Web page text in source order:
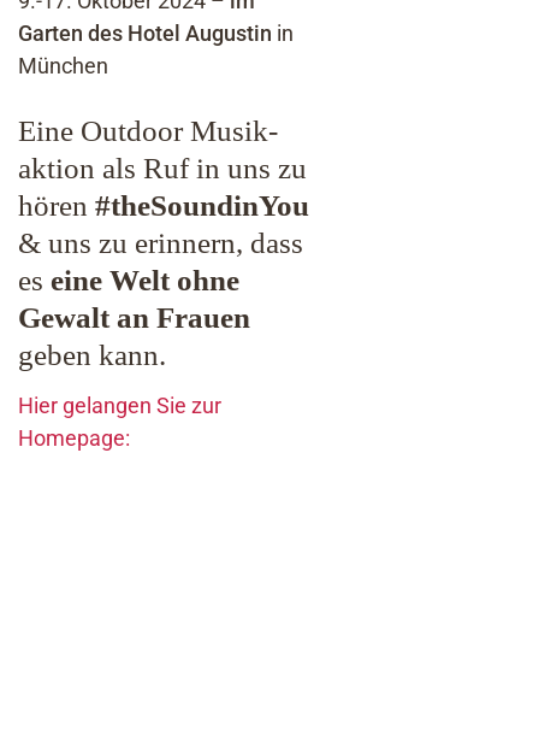
Garten des Hotel Augustin in
München
Eine Outdoor Musik-
aktion als Ruf in uns zu
hören #theSoundinYou
& uns zu erinnern, dass
es eine Welt ohne
Gewalt an Frauen
geben kann.
Hier gelangen Sie zur
Homepage: